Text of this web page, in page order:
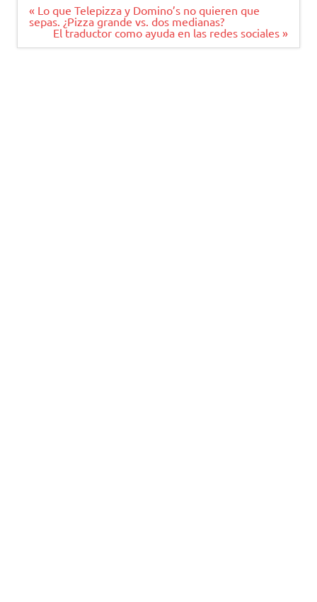
Navegación
de
entradas
« Lo que Telepizza y Domino’s no quieren que
sepas. ¿Pizza grande vs. dos medianas?
El traductor como ayuda en las redes sociales »